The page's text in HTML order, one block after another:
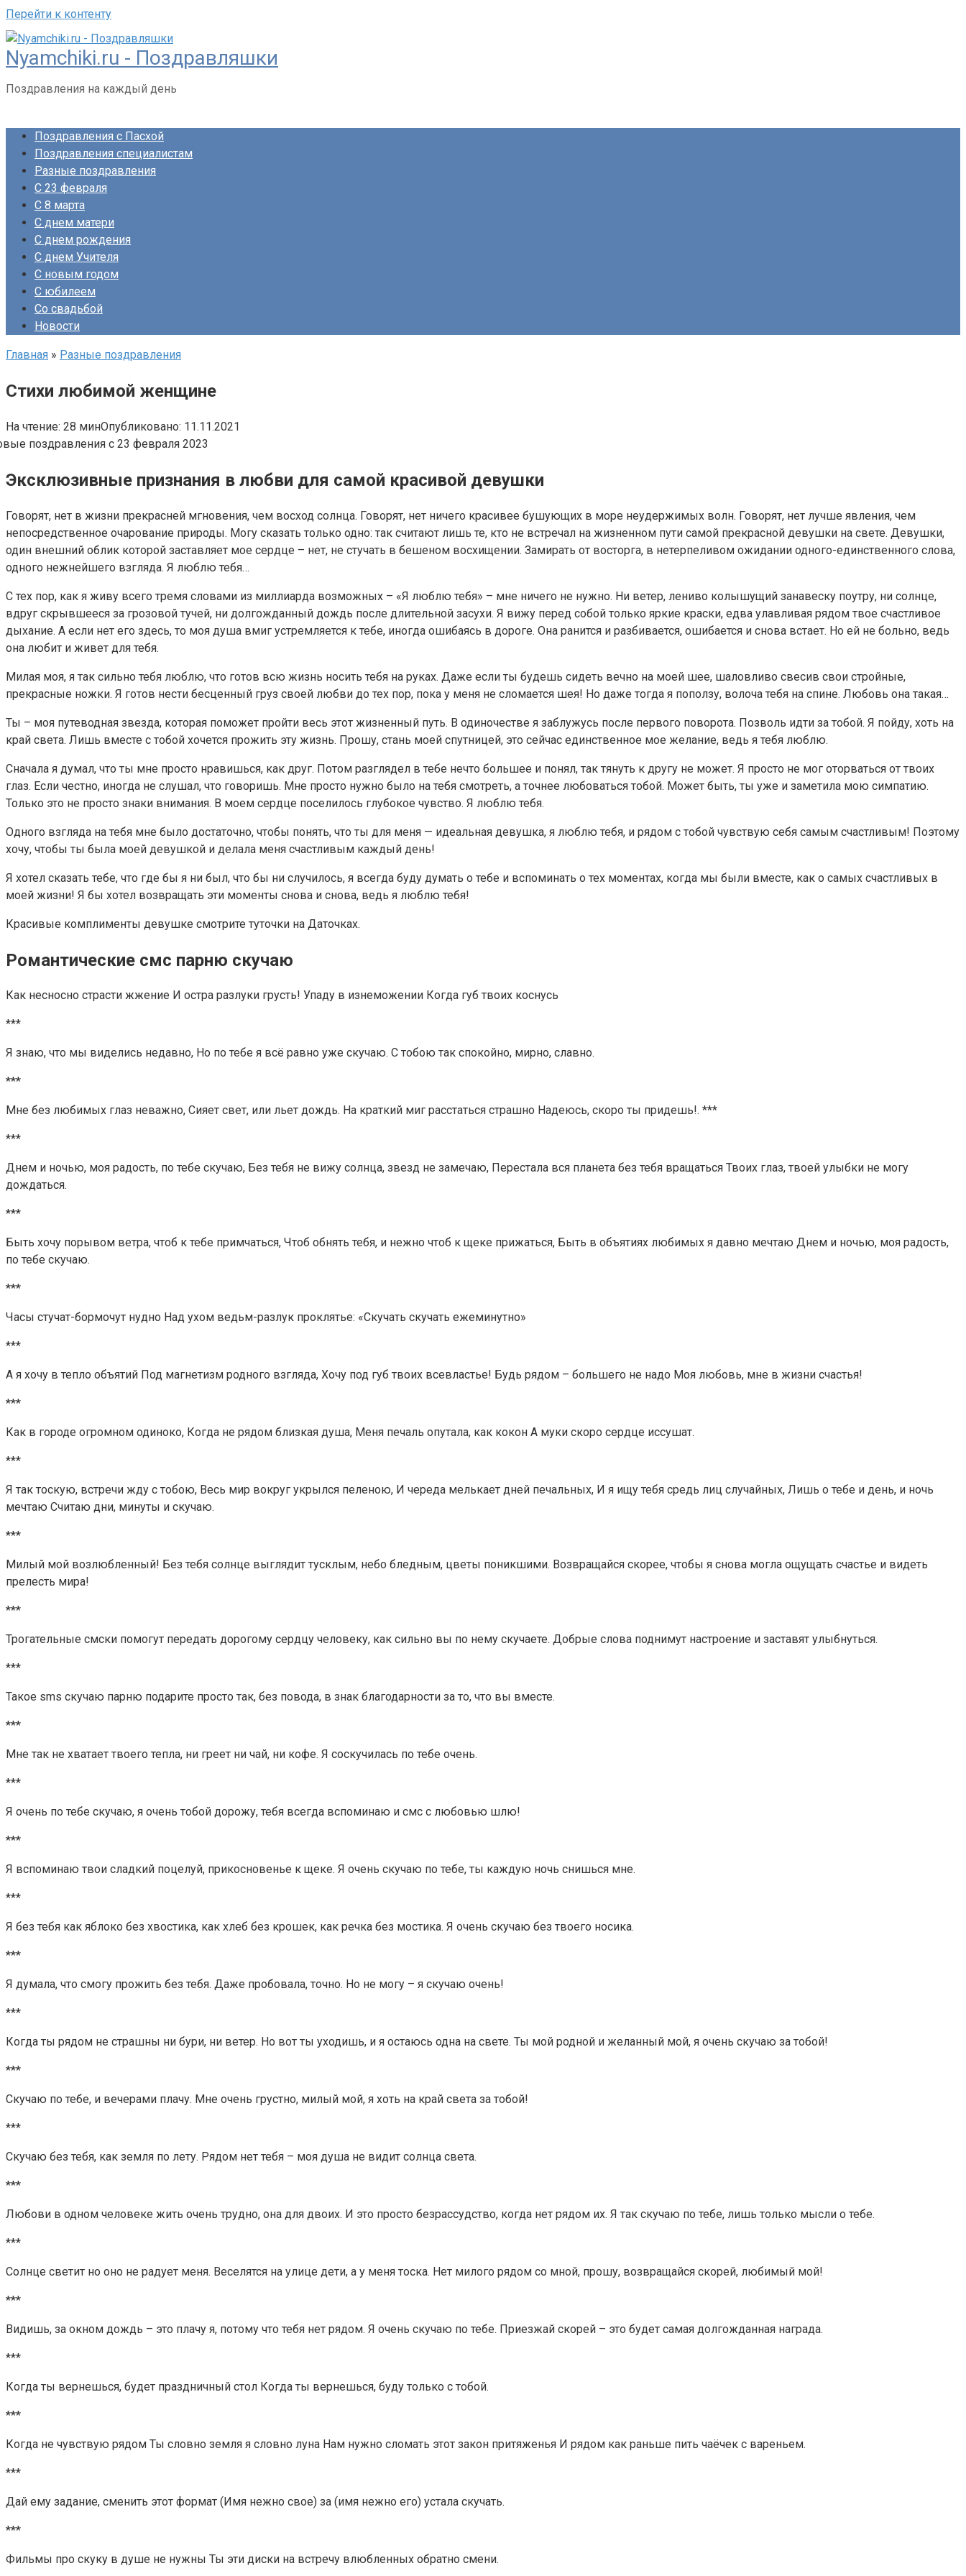
Перейти к контенту
Nyamchiki.ru - Поздравляшки
Поздравления на каждый день
Поздравления с Пасхой
Поздравления специалистам
Разные поздравления
С 23 февраля
С 8 марта
С днем матери
С днем рождения
С днем Учителя
С новым годом
С юбилеем
Со свадьбой
Новости
Главная » Разные поздравления
Стихи любимой женщине
На чтение: 28 минОпубликовано: 11.11.2021
Эксклюзивные признания в любви для самой красивой девушки
Говорят, нет в жизни прекрасней мгновения, чем восход солнца. Говорят, нет ничего красивее бушующих в море неудержимых волн. Говорят, нет лучше явления, чем
непосредственное очарование природы. Могу сказать только одно: так считают лишь те, кто не встречал на жизненном пути самой прекрасной девушки на свете. Девушки,
один внешний облик которой заставляет мое сердце – нет, не стучать в бешеном восхищении. Замирать от восторга, в нетерпеливом ожидании одного-единственного слова,
одного нежнейшего взгляда. Я люблю тебя…
С тех пор, как я живу всего тремя словами из миллиарда возможных – «Я люблю тебя» – мне ничего не нужно. Ни ветер, лениво колышущий занавеску поутру, ни солнце,
вдруг скрывшееся за грозовой тучей, ни долгожданный дождь после длительной засухи. Я вижу перед собой только яркие краски, едва улавливая рядом твое счастливое
дыхание. А если нет его здесь, то моя душа вмиг устремляется к тебе, иногда ошибаясь в дороге. Она ранится и разбивается, ошибается и снова встает. Но ей не больно, ведь
она любит и живет для тебя.
Милая моя, я так сильно тебя люблю, что готов всю жизнь носить тебя на руках. Даже если ты будешь сидеть вечно на моей шее, шаловливо свесив свои стройные,
прекрасные ножки. Я готов нести бесценный груз своей любви до тех пор, пока у меня не сломается шея! Но даже тогда я поползу, волоча тебя на спине. Любовь она такая…
Ты – моя путеводная звезда, которая поможет пройти весь этот жизненный путь. В одиночестве я заблужусь после первого поворота. Позволь идти за тобой. Я пойду, хоть на
край света. Лишь вместе с тобой хочется прожить эту жизнь. Прошу, стань моей спутницей, это сейчас единственное мое желание, ведь я тебя люблю.
Сначала я думал, что ты мне просто нравишься, как друг. Потом разглядел в тебе нечто большее и понял, так тянуть к другу не может. Я просто не мог оторваться от твоих
глаз. Если честно, иногда не слушал, что говоришь. Мне просто нужно было на тебя смотреть, а точнее любоваться тобой. Может быть, ты уже и заметила мою симпатию.
Только это не просто знаки внимания. В моем сердце поселилось глубокое чувство. Я люблю тебя.
Одного взгляда на тебя мне было достаточно, чтобы понять, что ты для меня — идеальная девушка, я люблю тебя, и рядом с тобой чувствую себя самым счастливым! Поэтому
хочу, чтобы ты была моей девушкой и делала меня счастливым каждый день!
Я хотел сказать тебе, что где бы я ни был, что бы ни случилось, я всегда буду думать о тебе и вспоминать о тех моментах, когда мы были вместе, как о самых счастливых в
моей жизни! Я бы хотел возвращать эти моменты снова и снова, ведь я люблю тебя!
Красивые комплименты девушке смотрите туточки на Даточках.
Романтические смс парню скучаю
Как несносно страсти жжение И остра разлуки грусть! Упаду в изнеможении Когда губ твоих коснусь
***
Я знаю, что мы виделись недавно, Но по тебе я всё равно уже скучаю. С тобою так спокойно, мирно, славно.
***
Мне без любимых глаз неважно, Сияет свет, или льет дождь. На краткий миг расстаться страшно Надеюсь, скоро ты придешь!. ***
***
Днем и ночью, моя радость, по тебе скучаю, Без тебя не вижу солнца, звезд не замечаю, Перестала вся планета без тебя вращаться Твоих глаз, твоей улыбки не могу
дождаться.
***
Быть хочу порывом ветра, чтоб к тебе примчаться, Чтоб обнять тебя, и нежно чтоб к щеке прижаться, Быть в объятиях любимых я давно мечтаю Днем и ночью, моя радость,
по тебе скучаю.
***
Часы стучат-бормочут нудно Над ухом ведьм-разлук проклятье: «Скучать скучать ежеминутно»
***
А я хочу в тепло объятий Под магнетизм родного взгляда, Хочу под губ твоих всевластье! Будь рядом – большего не надо Моя любовь, мне в жизни счастья!
***
Как в городе огромном одиноко, Когда не рядом близкая душа, Меня печаль опутала, как кокон А муки скоро сердце иссушат.
***
Я так тоскую, встречи жду с тобою, Весь мир вокруг укрылся пеленою, И череда мелькает дней печальных, И я ищу тебя средь лиц случайных, Лишь о тебе и день, и ночь
мечтаю Считаю дни, минуты и скучаю.
***
Милый мой возлюбленный! Без тебя солнце выглядит тусклым, небо бледным, цветы поникшими. Возвращайся скорее, чтобы я снова могла ощущать счастье и видеть
прелесть мира!
***
Трогательные смски помогут передать дорогому сердцу человеку, как сильно вы по нему скучаете. Добрые слова поднимут настроение и заставят улыбнуться.
***
Такое sms скучаю парню подарите просто так, без повода, в знак благодарности за то, что вы вместе.
***
Мне так не хватает твоего тепла, ни греет ни чай, ни кофе. Я соскучилась по тебе очень.
***
Я очень по тебе скучаю, я очень тобой дорожу, тебя всегда вспоминаю и смс с любовью шлю!
***
Я вспоминаю твои сладкий поцелуй, прикосновенье к щеке. Я очень скучаю по тебе, ты каждую ночь снишься мне.
***
Я без тебя как яблоко без хвостика, как хлеб без крошек, как речка без мостика. Я очень скучаю без твоего носика.
***
Я думала, что смогу прожить без тебя. Даже пробовала, точно. Но не могу – я скучаю очень!
***
Когда ты рядом не страшны ни бури, ни ветер. Но вот ты уходишь, и я остаюсь одна на свете. Ты мой родной и желанный мой, я очень скучаю за тобой!
***
Скучаю по тебе, и вечерами плачу. Мне очень грустно, милый мой, я хоть на край света за тобой!
***
Скучаю без тебя, как земля по лету. Рядом нет тебя – моя душа не видит солнца света.
***
Любови в одном человеке жить очень трудно, она для двоих. И это просто безрассудство, когда нет рядом их. Я так скучаю по тебе, лишь только мысли о тебе.
***
Солнце светит но оно не радует меня. Веселятся на улице дети, а у меня тоска. Нет милого рядом со мной, прошу, возвращайся скорей, любимый мой!
***
Видишь, за окном дождь – это плачу я, потому что тебя нет рядом. Я очень скучаю по тебе. Приезжай скорей – это будет самая долгожданная награда.
***
Когда ты вернешься, будет праздничный стол Когда ты вернешься, буду только с тобой.
***
Когда не чувствую рядом Ты словно земля я словно луна Нам нужно сломать этот закон притяженья И рядом как раньше пить чаёчек с вареньем.
***
Дай ему задание, сменить этот формат (Имя нежно свое) за (имя нежно его) устала скучать.
***
Фильмы про скуку в душе не нужны Ты эти диски на встречу влюбленных обратно смени.